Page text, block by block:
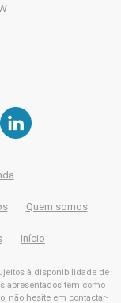
Quem somos
Início
à disponibilidade de
apresentados têm como
não hesite em contactar-